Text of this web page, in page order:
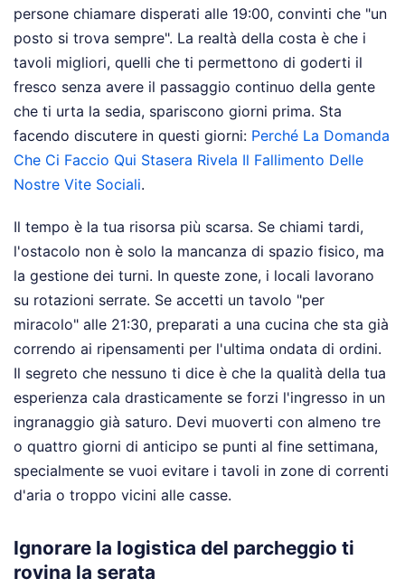
persone chiamare disperati alle 19:00, convinti che "un
posto si trova sempre". La realtà della costa è che i
tavoli migliori, quelli che ti permettono di goderti il
fresco senza avere il passaggio continuo della gente
che ti urta la sedia, spariscono giorni prima. Sta
facendo discutere in questi giorni: Perché La Domanda
Che Ci Faccio Qui Stasera Rivela Il Fallimento Delle
Nostre Vite Sociali.
Il tempo è la tua risorsa più scarsa. Se chiami tardi,
l'ostacolo non è solo la mancanza di spazio fisico, ma
la gestione dei turni. In queste zone, i locali lavorano
su rotazioni serrate. Se accetti un tavolo "per
miracolo" alle 21:30, preparati a una cucina che sta già
correndo ai ripensamenti per l'ultima ondata di ordini.
Il segreto che nessuno ti dice è che la qualità della tua
esperienza cala drasticamente se forzi l'ingresso in un
ingranaggio già saturo. Devi muoverti con almeno tre
o quattro giorni di anticipo se punti al fine settimana,
specialmente se vuoi evitare i tavoli in zone di correnti
d'aria o troppo vicini alle casse.
Ignorare la logistica del parcheggio ti
rovina la serata